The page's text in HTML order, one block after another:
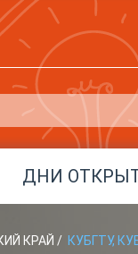
ДНИ
КРАЙ / КУБГТУ,